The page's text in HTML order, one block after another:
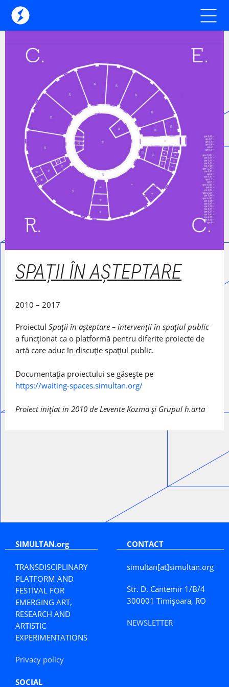
SPAȚII ÎN AȘTEPTARE
2010 – 2017
Proiectul Spaţii în aşteptare – intervenții în spațiul public
a funcţionat ca o platformă pentru diferite proiecte de
artâ care aduc în discuţie spaţiul public.
Documentația proiectului se găsește pe
https://waiting-spaces.simultan.org/
Proiect inițiat in 2010 de Levente Kozma și Grupul h.arta
SIMULTAN.org
TRANSDISCIPLINARY
PLATFORM AND
FESTIVAL FOR
EMERGING ART,
RESEARCH AND
ARTISTIC
EXPERIMENTATIONS
Privacy policy
CONTACT
simultan[at]simultan.org
Str. D. Cantemir 1/B/4
300001 Timișoara, RO
NEWSLETTER
SOCIAL